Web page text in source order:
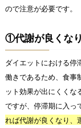
ので注意が必要です。
①代謝が良くな
ダイエットにおける停
働きであるため、食事
ット効果が出にくくな
ですが、停滞期に入っ
れば代謝が良くなり、